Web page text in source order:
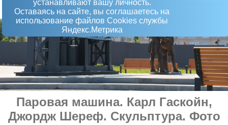
устанавливают вашу личность.
Оставаясь на сайте, вы соглашаетесь на
использование файлов Сookies службы
Яндекс.Метрика
Паровая машина. Карл Гаскойн,
Джордж Шереф. Скульптура. Фото